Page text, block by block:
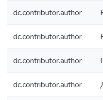
dc.contributor.author
dc.contributor.author
dc.contributor.author
dc.contributor.author